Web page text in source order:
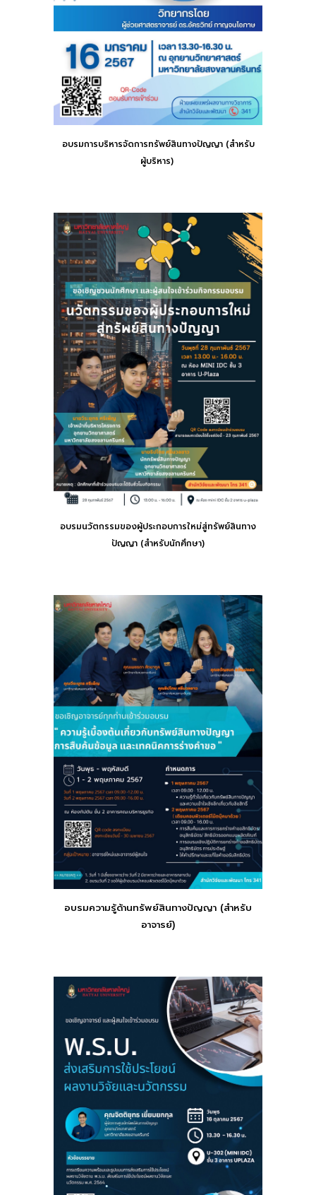
อบรมการบริหารจัดการทรัพย์สินทางปัญญา (สำหรับ
ผู้บริหาร)
อบรมนวัตกรรมของผู้ประกอบการใหม่สู่ทรัพย์สินทาง
ปัญญา (สำหรับนักศึกษา)
อบรมความรู้ด้านทรัพย์สินทางปัญญา (สำหรับ
อาจารย์)